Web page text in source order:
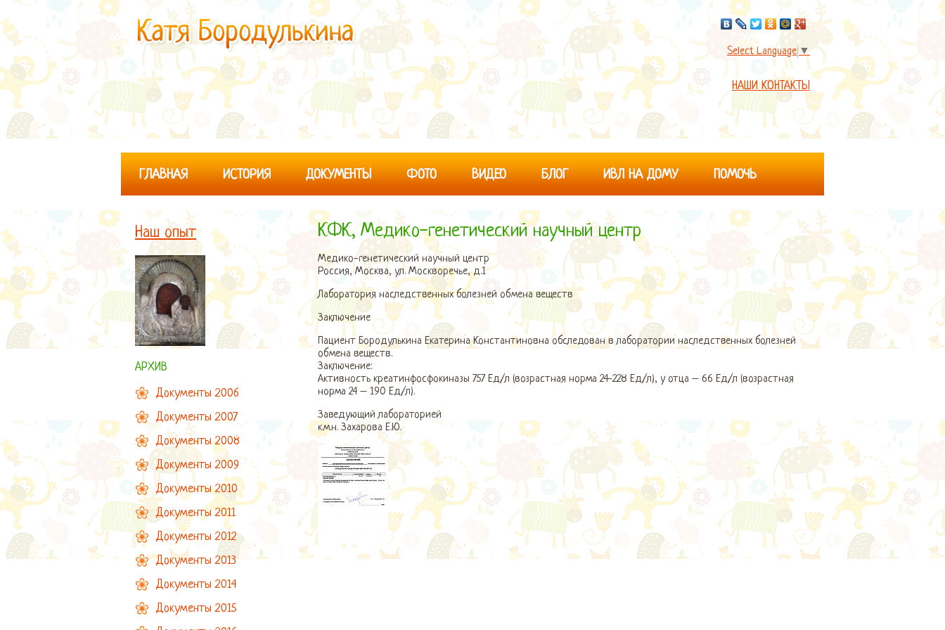
Select Language▼
НАШИ КОНТАКТЫ
ГЛАВНАЯ ИСТОРИЯ ДОКУМЕНТЫ ФОТО ВИДЕО БЛОГ ИВЛ НА ДОМУ ПОМОЧЬ
Наш опыт
АРХИВ
Документы 2006
Документы 2007
Документы 2008
Документы 2009
Документы 2010
Документы 2011
Документы 2012
Документы 2013
Документы 2014
Документы 2015
КФК, Медико-генетический научный центр
Медико-генетический научный центр
Россия, Москва, ул. Москворечье, д.1
Лаборатория наследственных болезней обмена веществ
Заключение
Пациент Бородулькина Екатерина Константиновна обследован в лаборатории наследственных болезней
обмена веществ.
Заключение:
Активность креатинфосфокиназы 757 Ед/л (возрастная норма 24-228 Ед/л), у отца – 66 Ед/л (возрастная
норма 24 – 190 Ед/л).
Заведующий лабораторией
к.м.н. Захарова Е.Ю.